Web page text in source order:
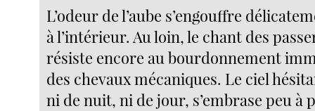
L’odeur de l’aube s’engouffre
à l’intérieur. Au loin, le chant des
résiste encore au bourdonnement
des chevaux mécaniques. Le ciel
ni de nuit, ni de jour, s’embrase peu à